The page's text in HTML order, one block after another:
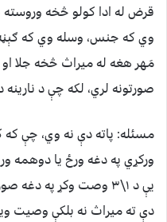
قرض له ادا کولو څخه
وي که جنس، وسله وي که
مَهر هغه له ميراث څخه جلا
صورتونه لري، لکه چې د
مسئله: پاته دې نه وي، چې
ورکړي په دغه ورځ يا دوهمه
دې ته ميراث نه بلکې وصيت